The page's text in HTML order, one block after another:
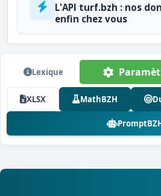
L'API turf.bzh : nos
enfin chez vous
Lexique
XLSX MathBZH